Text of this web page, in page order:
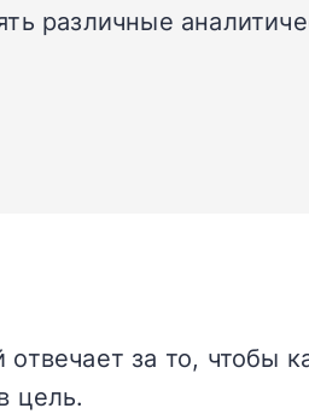
различные
за то, чтобы
цель.